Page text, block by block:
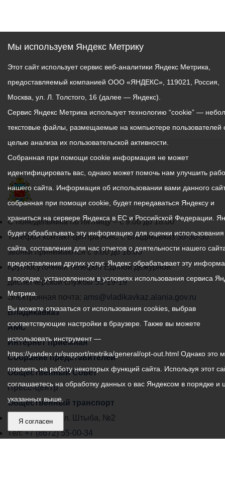
График
работы
администрации
местного
самоуправления
города
Владикавказ:
С понедельника по пятницу – с 9.00 до 18.00
Телефон контакт-центра АМС г. Владикавказ30-30-30
звонки принимаются с 9:00 до 18:00
Круглосуточный телефон Единой дежурной
диспетчерской службы53-19-19
Электронная почта: ams@vladikavkaz.alania.gov.ru
Владикавказ
АМС
Интернет приемная
Собрание представителей
Общественный Совет
Пресс-центр
Общественный транспорт
Владикавказ, пл. Штыба, №2
Тел:+7 (8672) 55-00-34
Мы используем Яндекс Метрику
Этот сайт использует сервис веб-аналитики Яндекс Метрика,
предоставляемый компанией ООО «ЯНДЕКС», 119021, Россия,
Москва, ул. Л. Толстого, 16 (далее — Яндекс).
Сервис Яндекс Метрика использует технологию “cookie” —
текстовые файлы, размещаемые на компьютере пользователей
целью анализа их пользовательской активности.
Собранная при помощи cookie информация не может
идентифицировать вас, однако может помочь нам улучшить
нашего сайта. Информация об использовании вами данного
собранная при помощи cookie, будет передаваться Яндексу и
храниться на сервере Яндекса в ЕС и Российской Федерации.
будет обрабатывать эту информацию для оценки
сайта, составления для нас отчетов о деятельности нашего
предоставления других услуг. Яндекс обрабатывает эту
в порядке, установленном в условиях использования сервиса
Метрика.
Вы можете отказаться от использования cookies, выбрав
соответствующие настройки в браузере. Также вы можете
использовать инструмент —
https://yandex.ru/support/metrika/general/opt-out.html Однако это
повлиять на работу некоторых функций сайта. Используя этот
соглашаетесь на обработку данных о вас Яндексом в порядке и
указанных выше.
Я согласен